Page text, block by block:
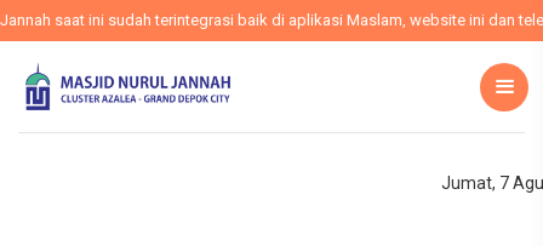
saat ini sudah terintegrasi baik di aplikasi Maslam, website ini dan
Jumat, 7